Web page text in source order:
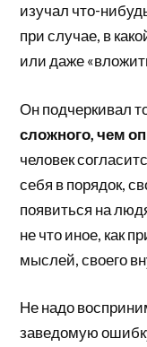
изучал что-
при случае, в
или даже
Он подчеркивал
сложного, чем
человек
себя в порядок,
появиться на
не что иное, как
мыслей, своего
Не надо
заведомую